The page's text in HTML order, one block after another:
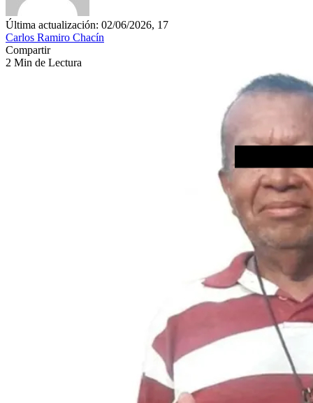
Última actualización: 02/06/2026, 17
Carlos Ramiro Chacín
Compartir
2 Min de Lectura